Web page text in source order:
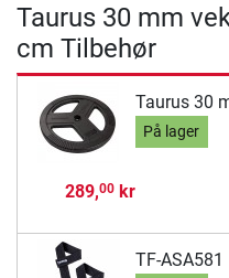
Taurus 30 mm
cm Tilbehør
Taurus 30
På lager
289,00kr
TF-ASA581